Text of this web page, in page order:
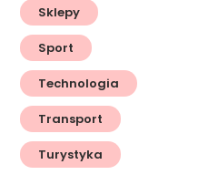
Sklepy
Sport
Technologia
Transport
Turystyka